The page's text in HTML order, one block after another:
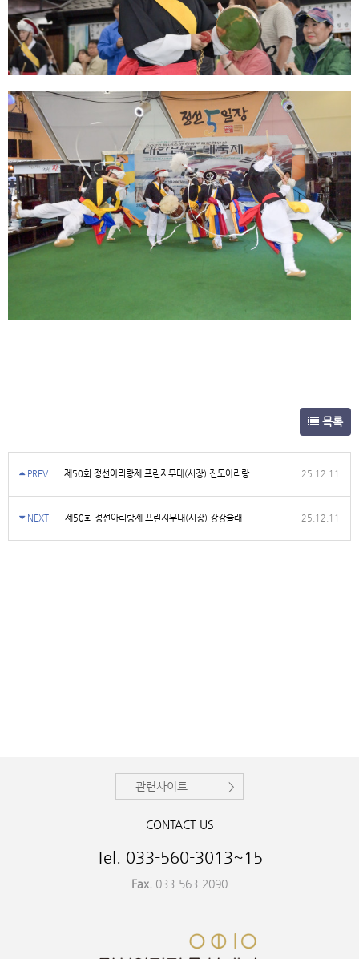
목록
PREV 제50회 정선아리랑제 프린지무대(시장) 진도아리랑 25.12.11
NEXT 제50회 정선아리랑제 프린지무대(시장) 강강술래 25.12.11
관련사이트
CONTACT US
Tel. 033-560-3013~15
Fax. 033-563-2090